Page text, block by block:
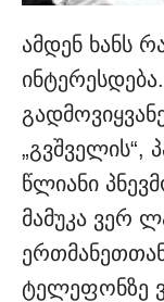
ამდენ ხანს
წლიანი
მამუკა ვერ
ტელეფონზე